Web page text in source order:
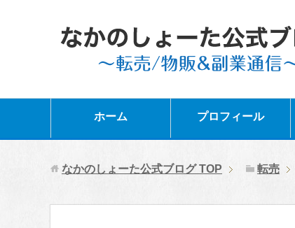
ホーム プロフィール
なかのしょーた公式ブログTOP 転売